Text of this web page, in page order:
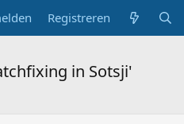
Registreren
in Sotsji'